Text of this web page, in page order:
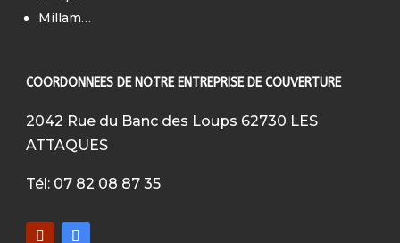
Millam…
COORDONNEES DE NOTRE ENTREPRISE DE COUVERTURE
2042 Rue du Banc des Loups 62730 LES
ATTAQUES
Tél: 07 82 08 87 35